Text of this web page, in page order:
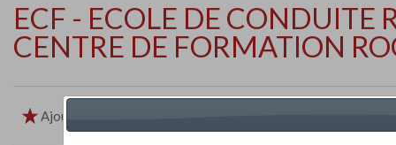
ECF - ECOLE DE CONDUITE
CENTRE DE FORMATION
Ajouter aux favoris